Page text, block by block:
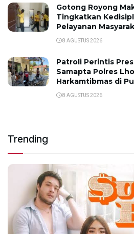
Gotong Royong
Tingkatkan
Pelayanan
8 AGUSTUS 2026
Patroli Perintis
Samapta Polres
Harkamtibmas di
8 AGUSTUS 2026
Trending